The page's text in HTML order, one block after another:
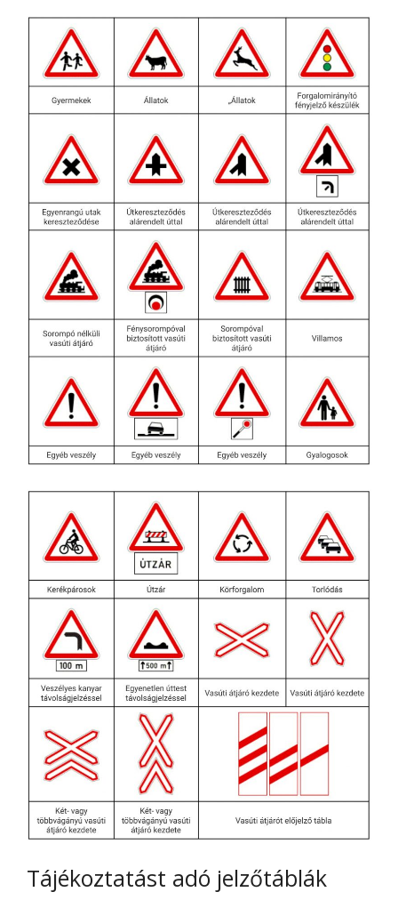
Tájékoztatást adó jelzőtáblák